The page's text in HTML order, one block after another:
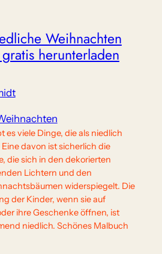
Weihnachten
herunterladen
viele Dinge, die als niedlich
davon ist sicherlich die
die sich in den dekorierten
Lichtern und den
widerspiegelt. Die
der Kinder, wenn sie auf
ihre Geschenke öffnen, ist
niedlich. Schönes Malbuch